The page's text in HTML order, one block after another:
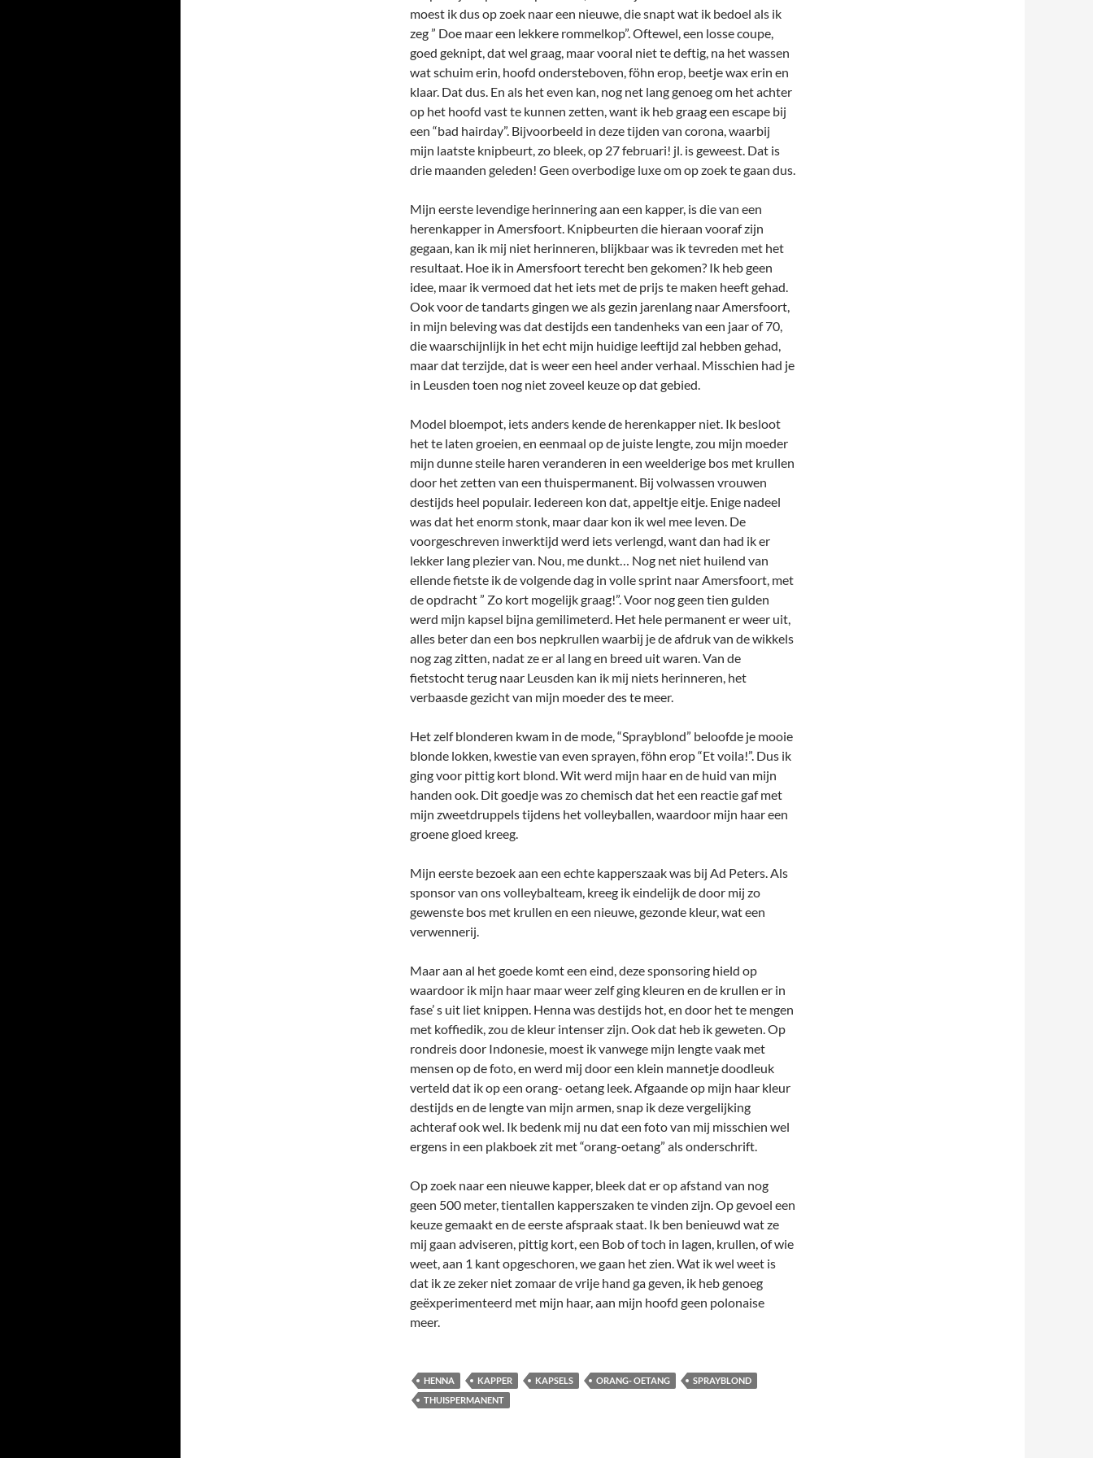
moest ik dus op zoek naar een nieuwe, die snapt wat ik bedoel als ik
zeg ” Doe maar een lekkere rommelkop”. Oftewel, een losse coupe,
goed geknipt, dat wel graag, maar vooral niet te deftig, na het wassen
wat schuim erin, hoofd ondersteboven, föhn erop, beetje wax erin en
klaar. Dat dus. En als het even kan, nog net lang genoeg om het achter
op het hoofd vast te kunnen zetten, want ik heb graag een escape bij
een “bad hairday”. Bijvoorbeeld in deze tijden van corona, waarbij
mijn laatste knipbeurt, zo bleek, op 27 februari! jl. is geweest. Dat is
drie maanden geleden! Geen overbodige luxe om op zoek te gaan dus.
Mijn eerste levendige herinnering aan een kapper, is die van een
herenkapper in Amersfoort. Knipbeurten die hieraan vooraf zijn
gegaan, kan ik mij niet herinneren, blijkbaar was ik tevreden met het
resultaat. Hoe ik in Amersfoort terecht ben gekomen? Ik heb geen
idee, maar ik vermoed dat het iets met de prijs te maken heeft gehad.
Ook voor de tandarts gingen we als gezin jarenlang naar Amersfoort,
in mijn beleving was dat destijds een tandenheks van een jaar of 70,
die waarschijnlijk in het echt mijn huidige leeftijd zal hebben gehad,
maar dat terzijde, dat is weer een heel ander verhaal. Misschien had je
in Leusden toen nog niet zoveel keuze op dat gebied.
Model bloempot, iets anders kende de herenkapper niet. Ik besloot
het te laten groeien, en eenmaal op de juiste lengte, zou mijn moeder
mijn dunne steile haren veranderen in een weelderige bos met krullen
door het zetten van een thuispermanent. Bij volwassen vrouwen
destijds heel populair. Iedereen kon dat, appeltje eitje. Enige nadeel
was dat het enorm stonk, maar daar kon ik wel mee leven. De
voorgeschreven inwerktijd werd iets verlengd, want dan had ik er
lekker lang plezier van. Nou, me dunkt… Nog net niet huilend van
ellende fietste ik de volgende dag in volle sprint naar Amersfoort, met
de opdracht ” Zo kort mogelijk graag!”. Voor nog geen tien gulden
werd mijn kapsel bijna gemilimeterd. Het hele permanent er weer uit,
alles beter dan een bos nepkrullen waarbij je de afdruk van de wikkels
nog zag zitten, nadat ze er al lang en breed uit waren. Van de
fietstocht terug naar Leusden kan ik mij niets herinneren, het
verbaasde gezicht van mijn moeder des te meer.
Het zelf blonderen kwam in de mode, “Sprayblond” beloofde je mooie
blonde lokken, kwestie van even sprayen, föhn erop “Et voila!”. Dus ik
ging voor pittig kort blond. Wit werd mijn haar en de huid van mijn
handen ook. Dit goedje was zo chemisch dat het een reactie gaf met
mijn zweetdruppels tijdens het volleyballen, waardoor mijn haar een
groene gloed kreeg.
Mijn eerste bezoek aan een echte kapperszaak was bij Ad Peters. Als
sponsor van ons volleybalteam, kreeg ik eindelijk de door mij zo
gewenste bos met krullen en een nieuwe, gezonde kleur, wat een
verwennerij.
Maar aan al het goede komt een eind, deze sponsoring hield op
waardoor ik mijn haar maar weer zelf ging kleuren en de krullen er in
fase’ s uit liet knippen. Henna was destijds hot, en door het te mengen
met koffiedik, zou de kleur intenser zijn. Ook dat heb ik geweten. Op
rondreis door Indonesie, moest ik vanwege mijn lengte vaak met
mensen op de foto, en werd mij door een klein mannetje doodleuk
verteld dat ik op een orang- oetang leek. Afgaande op mijn haar kleur
destijds en de lengte van mijn armen, snap ik deze vergelijking
achteraf ook wel. Ik bedenk mij nu dat een foto van mij misschien wel
ergens in een plakboek zit met “orang-oetang” als onderschrift.
Op zoek naar een nieuwe kapper, bleek dat er op afstand van nog
geen 500 meter, tientallen kapperszaken te vinden zijn. Op gevoel een
keuze gemaakt en de eerste afspraak staat. Ik ben benieuwd wat ze
mij gaan adviseren, pittig kort, een Bob of toch in lagen, krullen, of wie
weet, aan 1 kant opgeschoren, we gaan het zien. Wat ik wel weet is
dat ik ze zeker niet zomaar de vrije hand ga geven, ik heb genoeg
geëxperimenteerd met mijn haar, aan mijn hoofd geen polonaise
meer.
HENNA KAPPER KAPSELS ORANG- OETANG
SPRAYBLOND
THUISPERMANENT